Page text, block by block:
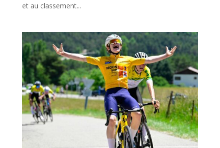
et au classement...